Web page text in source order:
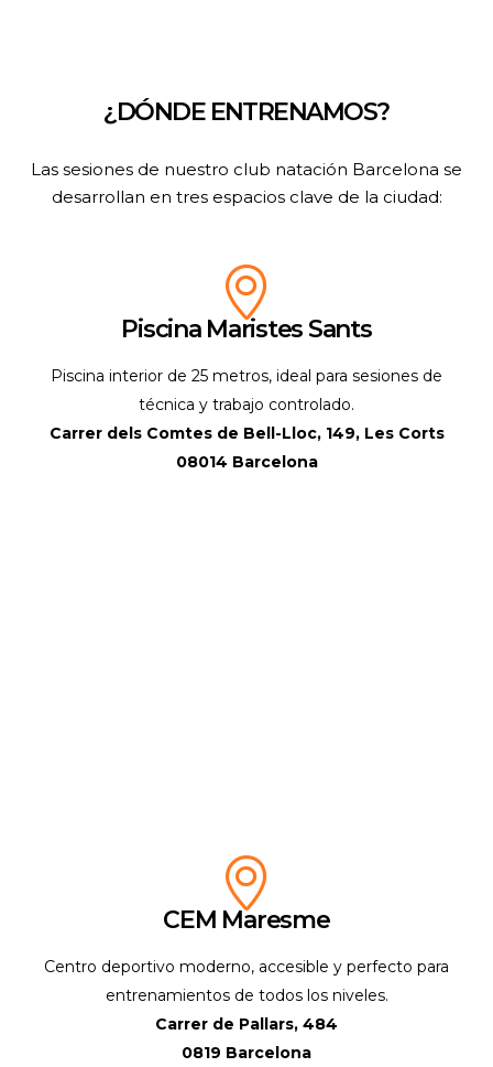
¿DÓNDE ENTRENAMOS?
Las sesiones de nuestro club natación Barcelona se
desarrollan en tres espacios clave de la ciudad:
Piscina Maristes Sants
Piscina interior de 25 metros, ideal para sesiones de
técnica y trabajo controlado.
Carrer dels Comtes de Bell-Lloc, 149, Les Corts
08014 Barcelona
CEM Maresme
Centro deportivo moderno, accesible y perfecto para
entrenamientos de todos los niveles.
Carrer de Pallars, 484
0819 Barcelona